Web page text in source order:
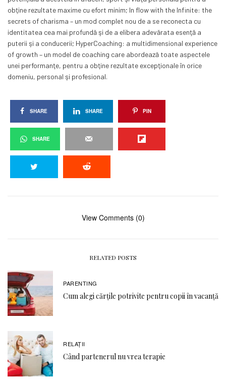
obţine rezultate maxime cu efort minim; In flow with the Infinite: the
secrets of charisma – un mod complet nou de a se reconecta cu
identitatea cea mai profundă şi de a elibera adevărata esenţă a
puterii şi a conducerii; HyperCoaching: a multidimensional experience
of growth – un model de coaching care abordează toate aspectele
unei performanţe, pentru a obţine rezultate excepţionale în orice
domeniu, personal şi profesional.
SHARE SHARE PIN
SHARE
View Comments (0)
RELATED POSTS
PARENTING
Cum alegi cărțile potrivite pentru copii în vacanță
RELAŢII
Când partenerul nu vrea terapie